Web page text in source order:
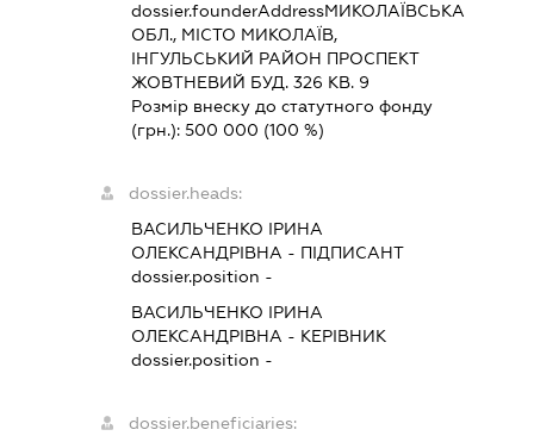
dossier.founderAddressМИКОЛАЇВСЬКА
ОБЛ., МІСТО МИКОЛАЇВ,
ІНГУЛЬСЬКИЙ РАЙОН ПРОСПЕКТ
ЖОВТНЕВИЙ БУД. 326 КВ. 9
Розмір внеску до статутного фонду
(грн.): 500 000 (100 %)
dossier.heads:
ВАСИЛЬЧЕНКО ІРИНА
ОЛЕКСАНДРІВНА - ПІДПИСАНТ
dossier.position -
ВАСИЛЬЧЕНКО ІРИНА
ОЛЕКСАНДРІВНА - КЕРІВНИК
dossier.position -
dossier.beneficiaries: